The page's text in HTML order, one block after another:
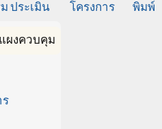
ประเมิน
โครงการ
พิมพ์
แผงควบคุม